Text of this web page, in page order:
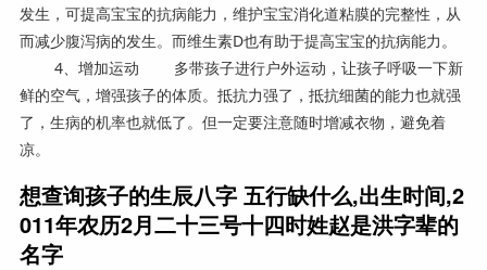
发生，可提高宝宝的抗病能力，维护宝宝消化道粘膜的完整性，从
而减少腹泻病的发生。而维生素D也有助于提高宝宝的抗病能力。
4、增加运动 多带孩子进行户外运动，让孩子呼吸一下新
鲜的空气，增强孩子的体质。抵抗力强了，抵抗细菌的能力也就强
了，生病的机率也就低了。但一定要注意随时增减衣物，避免着
凉。
想查询孩子的生辰八字 五行缺什么,出生时间,2
011年农历2月二十三号十四时姓赵是洪字辈的
名字